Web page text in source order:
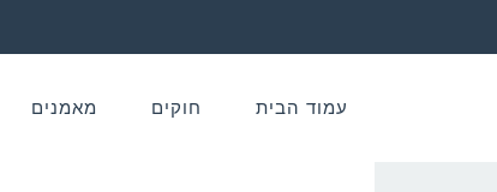
עמוד הבית חוקים מאמנים